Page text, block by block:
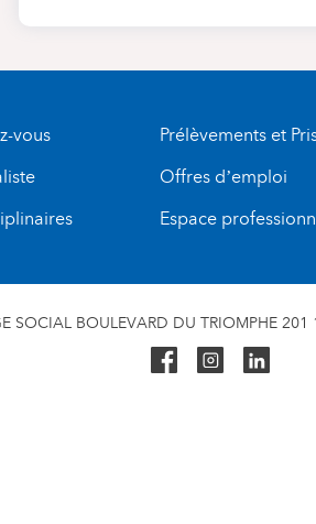
vous
Prélèvements et
Offres d’emploi
Espace
SOCIAL BOULEVARD DU TRIOMPHE 201